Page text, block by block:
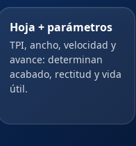
Hoja + parámetros
TPI, ancho, velocidad y
avance: determinan
acabado, rectitud y vida
útil.